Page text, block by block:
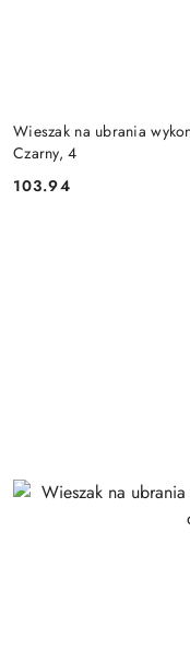
Wieszak na ubrania
Czarny, 4
Cena:
103.94